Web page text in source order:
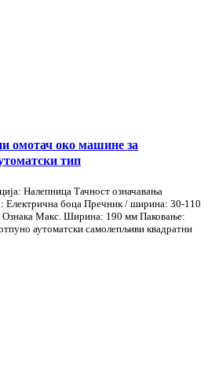
омотач око машине за
тип
Налепница Тачност означавања
Електрична боца Пречник / ширина: 30-110
Макс. Ширина: 190 мм Паковање:
аутоматски самолепљиви квадратни